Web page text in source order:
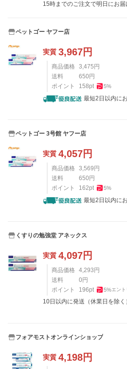
15時までのご注文で明日にお届
ペットゴー ヤフー店
実質 3,967円
商品価格 3,475 円
送料
650 円
ポイント
158pt 5%
最短2日以内に
ペットゴー 3号館 ヤフー店
実質 4,057円
商品価格 3,569 円
送料
650 円
ポイント
162pt 5%
最短2日以内に
くすりの勉強堂 アネックス
実質 4,097円
商品価格 4,293 円
送料
0 円
ポイント
196pt 5%エン
10日以内に発送（休業日を除く
フォアモストオンラインショップ
実質 4,198円